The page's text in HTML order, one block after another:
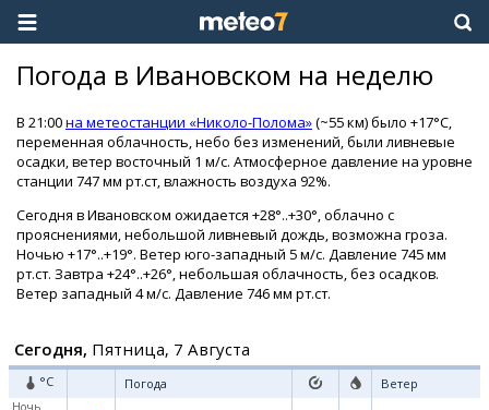
Погода в Ивановском на неделю
В 21:00на метеостанции «Николо-Полома»(~55 км) было +17°C,
переменная облачность, небо без изменений, были ливневые
осадки, ветер восточный 1 м/с. Атмосферное давление на уровне
станции 747 мм рт.ст, влажность воздуха 92%.
Сегодня в Ивановском ожидается +28°..+30°, облачно с
прояснениями, небольшой ливневый дождь, возможна гроза.
Ночью +17°..+19°. Ветер юго-западный 5 м/с. Давление 745 мм
рт.ст. Завтра +24°..+26°, небольшая облачность, без осадков.
Ветер западный 4 м/с. Давление 746 мм рт.ст.
Сегодня, Пятница, 7 Августа
°C Погода Ветер
Ночь